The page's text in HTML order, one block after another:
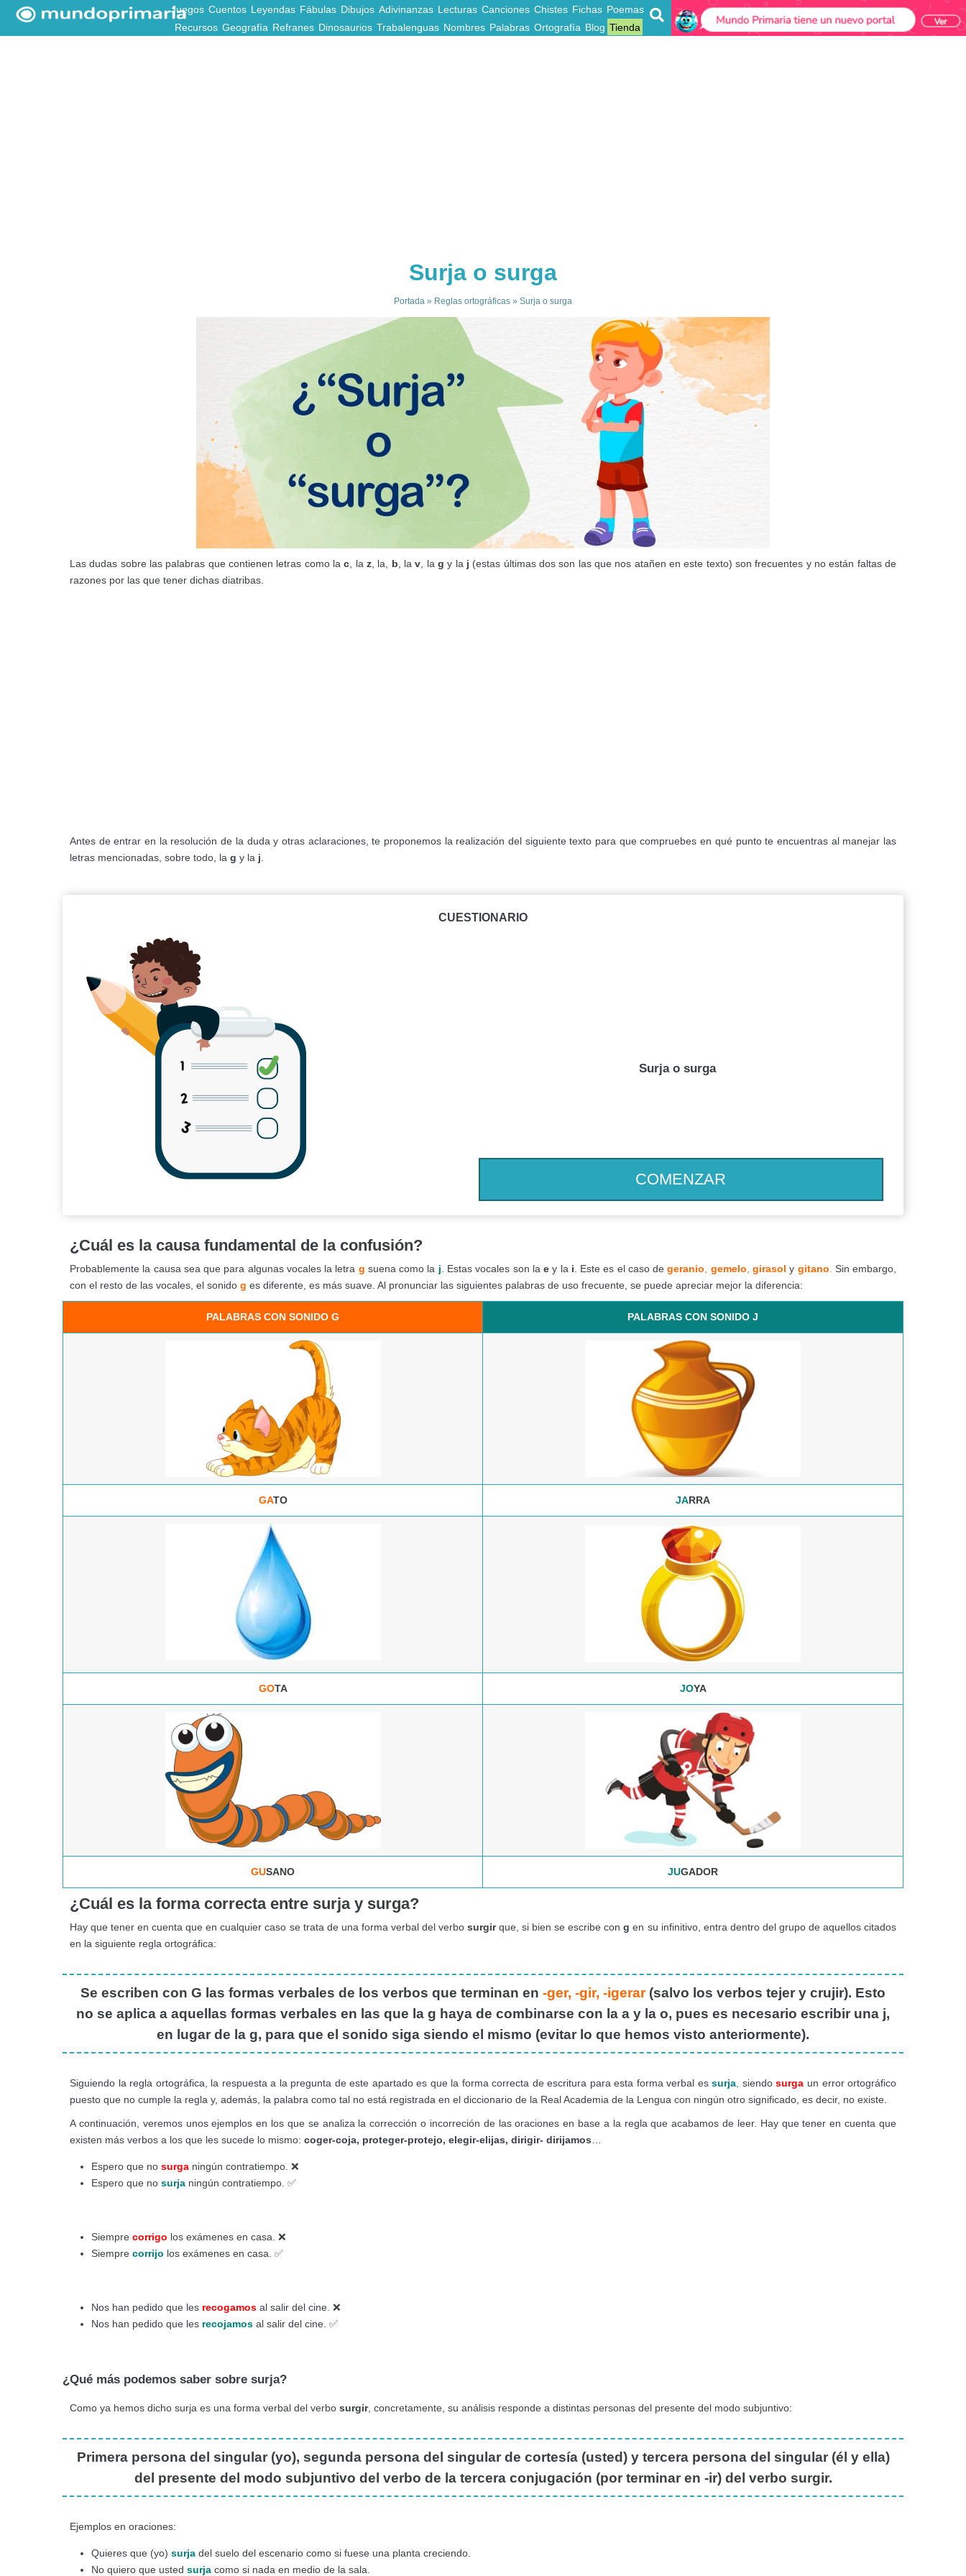
Juegos Cuentos Leyendas Fábulas Dibujos Adivinanzas Lecturas Canciones Chistes Fichas Poemas
Recursos Geografía Refranes Dinosaurios Trabalenguas Nombres Palabras Ortografía Blog Tienda
Surja o surga
Portada » Reglas ortográficas » Surja o surga
Las dudas sobre las palabras que contienen letras como lac , laz , la, b , lav , lag y la j (estas últimas dos son las que nos atañen en este texto) son frecuentes y no están faltas de
razones por las que tener dichas diatribas.
Antes de entrar en la resolución de la duda y otras aclaraciones, te proponemos la realización del siguiente texto para que compruebes en qué punto te encuentras al manejar las
letras mencionadas, sobre todo, la g y la j
CUESTIONARIO
Surja o surga
COMENZAR
¿Cuál es la causa fundamental de la confusión?
Probablemente la causa sea que para algunas vocales la letra g suena como la j . Estas vocales son lae y la i . Este es el caso degeranio gemelo girasol y gitano Sin embargo,
con el resto de las vocales, el sonido g es diferente, es más suave. Al pronunciar las siguientes palabras de uso frecuente, se puede apreciar mejor la diferencia:
PALABRAS CON SONIDO G PALABRAS CON SONIDO J
GATO JARRA
GOTA JOYA
GUSANO JUGADOR
¿Cuál es la forma correcta entre surja y surga?
Hay que tener en cuenta que en cualquier caso se trata de una forma verbal del verbo surgirque, si bien se escribe cong en su infinitivo, entra dentro del grupo de aquellos citados
en la siguiente regla ortográfica:
Se escriben con G las formas verbales de los verbos que terminan en -ger, -gir, -igerar(salvo los verbos tejer y crujir). Esto
no se aplica a aquellas formas verbales en las que la g haya de combinarse con la a y la o, pues es necesario escribir una j,
en lugar de la g, para que el sonido siga siendo el mismo (evitar lo que hemos visto anteriormente).
Siguiendo la regla ortográfica, la respuesta a la pregunta de este apartado es que la forma correcta de escritura para esta forma verbal essurja siendosurga un error ortográfico
puesto que no cumple la regla y, además, la palabra como tal no está registrada en el diccionario de la Real Academia de la Lengua con ningún otro significado, es decir, no existe.
A continuación, veremos unos ejemplos en los que se analiza la corrección o incorreción de las oraciones en base a la regla que acabamos de leer. Hay que tener en cuenta que
existen más verbos a los que les sucede lo mismo: coger-coja, proteger-protejo, elegir-elijas, dirigir- dirijamos
Espero que no surga ningún contratiempo. ❌
Espero que no surja ningún contratiempo. ✅
Siempre corrigo los exámenes en casa. ❌
Siempre corrijo los exámenes en casa. ✅
Nos han pedido que les recogamos al salir del cine. ❌
Nos han pedido que les recojamos al salir del cine. ✅
¿Qué más podemos saber sobre surja?
Como ya hemos dicho surja es una forma verbal del verbo surgir, concretamente, su análisis responde a distintas personas del presente del modo subjuntivo:
Primera persona del singular (yo), segunda persona del singular de cortesía (usted) y tercera persona del singular (él y ella)
del presente del modo subjuntivo del verbo de la tercera conjugación (por terminar en -ir) del verbo surgir.
Ejemplos en oraciones:
Quieres que (yo) surja del suelo del escenario como si fuese una planta creciendo.
No quiero que usted surja como si nada en medio de la sala.